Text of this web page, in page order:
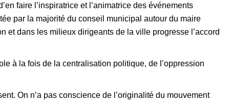
faire l’inspiratrice et l’animatrice des événements
par la majorité du conseil municipal autour du maire
et dans les milieux dirigeants de la ville progresse l’accord
à la fois de la centralisation politique, de l’oppression
On n’a pas conscience de l’originalité du mouvement